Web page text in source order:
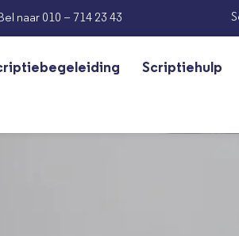
Bel naar 010 – 714 23 43
Scriptiehulp